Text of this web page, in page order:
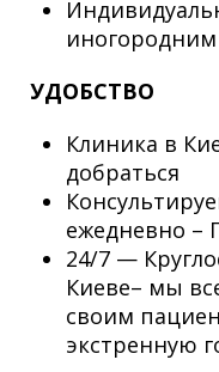
УДОБСТВО
Клиника в
добраться
ежедневно –
24/7 —
Киеве– мы
своим
экстренную